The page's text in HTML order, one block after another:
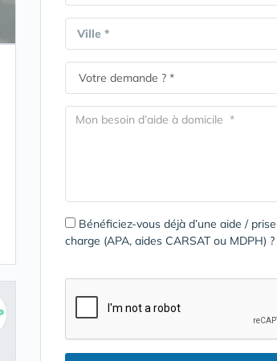
Ville *
Bénéficiez-vous déjà d’une aide /
charge (APA, aides CARSAT ou MDPH) ?